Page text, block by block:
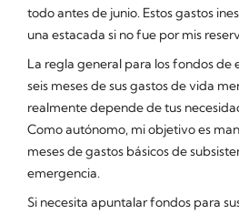
todo antes de junio. Estos gastos
una estacada si no fue por mis
La regla general para los fondos de
seis meses de sus gastos de vida
realmente depende de tus
Como autónomo, mi objetivo es
meses de gastos básicos de
emergencia.
Si necesita apuntalar fondos para